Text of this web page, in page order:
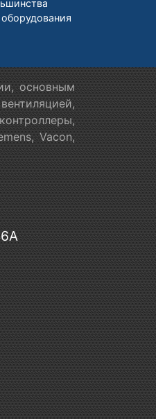
основным
Vacon,